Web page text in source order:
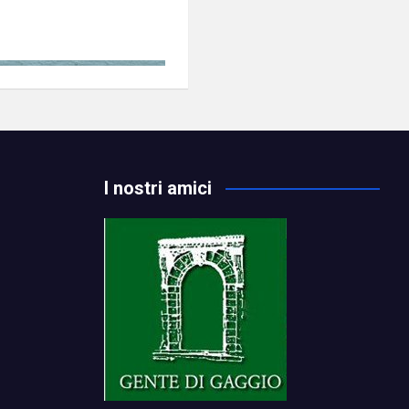
I nostri amici